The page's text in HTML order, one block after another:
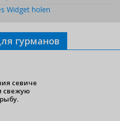
Widget holen
гурманов
севиче
свежую